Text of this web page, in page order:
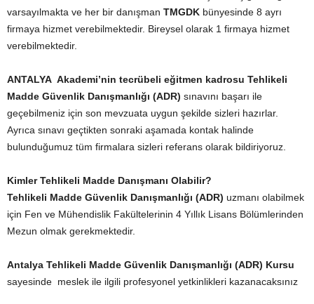
varsayılmakta ve her bir danışman TMGDK bünyesinde 8 ayrı
firmaya hizmet verebilmektedir. Bireysel olarak 1 firmaya hizmet
verebilmektedir.
ANTALYA Akademi’nin tecrübeli eğitmen kadrosu Tehlikeli
Madde Güvenlik Danışmanlığı (ADR) sınavını başarı ile
geçebilmeniz için son mevzuata uygun şekilde sizleri hazırlar.
Ayrıca sınavı geçtikten sonraki aşamada kontak halinde
bulunduğumuz tüm firmalara sizleri referans olarak bildiriyoruz.
Kimler Tehlikeli Madde Danışmanı Olabilir?
Tehlikeli Madde Güvenlik Danışmanlığı (ADR) uzmanı olabilmek
için Fen ve Mühendislik Fakültelerinin 4 Yıllık Lisans Bölümlerinden
Mezun olmak gerekmektedir.
Antalya Tehlikeli Madde Güvenlik Danışmanlığı (ADR) Kursu
sayesinde meslek ile ilgili profesyonel yetkinlikleri kazanacaksınız